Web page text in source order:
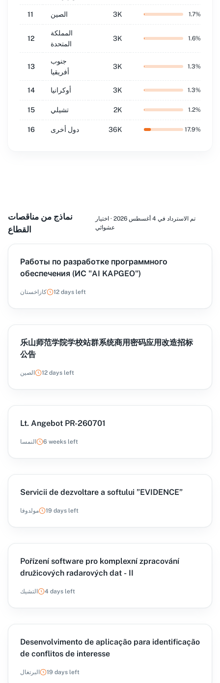
11 الصين 3K 1.7%
12
المملكة
المتحدة
3K 1.6%
13
جنوب
أفريقيا
3K 1.3%
14 أوكرانيا 3K 1.3%
15 تشيلي 2K 1.2%
16 دول أخرى 36K 17.9%
نماذج من مناقصات
القطاع
تم الاسترداد في 4 أغسطس 2026 · اختيار
عشوائي
Работы по разработке программного
обеспечения (ИС "AI KAPGEO")
كازاخستان 12 days left
乐山师范学院学校站群系统商用密码应用改造招标
公告
الصين 12 days left
Lt. Angebot PR-260701
النمسا 6 weeks left
Servicii de dezvoltare a softului ”EVIDENCE”
مولدوفا 19 days left
Pořízení software pro komplexní zpracování
družicových radarových dat - II
التشيك 4 days left
Desenvolvimento de aplicação para identificação
de conflitos de interesse
البرتغال 19 days left